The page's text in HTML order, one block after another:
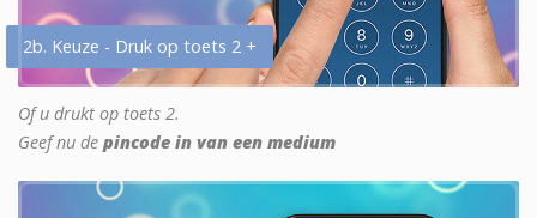
2b. Keuze - Druk op toets 2 +
Of u drukt op toets 2.
Geef nu de pincode in van een medium